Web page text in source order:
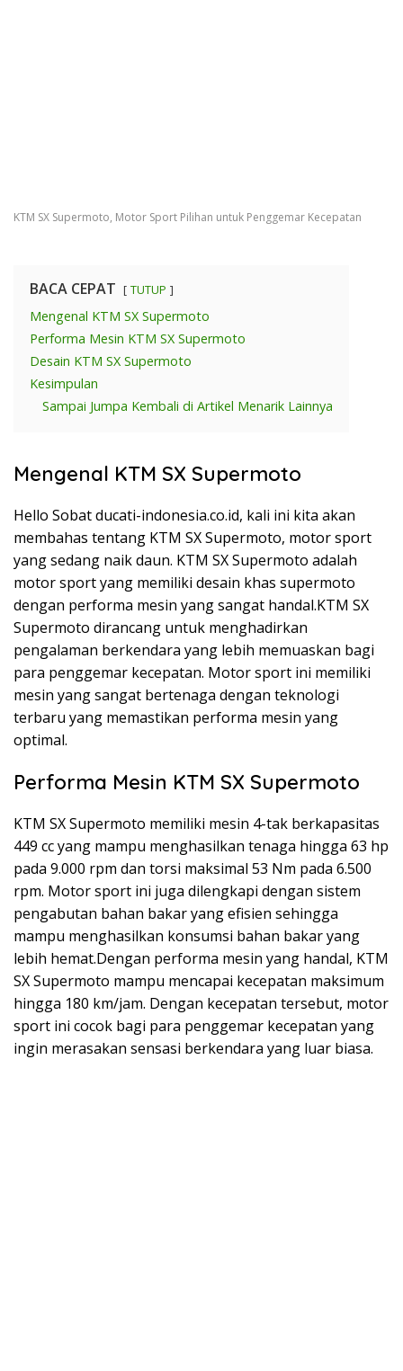
KTM SX Supermoto, Motor Sport Pilihan untuk Penggemar Kecepatan
BACA CEPAT TUTUP
Mengenal KTM SX Supermoto
Performa Mesin KTM SX Supermoto
Desain KTM SX Supermoto
Kesimpulan
Sampai Jumpa Kembali di Artikel Menarik Lainnya
Mengenal KTM SX Supermoto
Hello Sobat ducati-indonesia.co.id, kali ini kita akan
membahas tentang KTM SX Supermoto, motor sport
yang sedang naik daun. KTM SX Supermoto adalah
motor sport yang memiliki desain khas supermoto
dengan performa mesin yang sangat handal.KTM SX
Supermoto dirancang untuk menghadirkan
pengalaman berkendara yang lebih memuaskan bagi
para penggemar kecepatan. Motor sport ini memiliki
mesin yang sangat bertenaga dengan teknologi
terbaru yang memastikan performa mesin yang
optimal.
Performa Mesin KTM SX Supermoto
KTM SX Supermoto memiliki mesin 4-tak berkapasitas
449 cc yang mampu menghasilkan tenaga hingga 63 hp
pada 9.000 rpm dan torsi maksimal 53 Nm pada 6.500
rpm. Motor sport ini juga dilengkapi dengan sistem
pengabutan bahan bakar yang efisien sehingga
mampu menghasilkan konsumsi bahan bakar yang
lebih hemat.Dengan performa mesin yang handal, KTM
SX Supermoto mampu mencapai kecepatan maksimum
hingga 180 km/jam. Dengan kecepatan tersebut, motor
sport ini cocok bagi para penggemar kecepatan yang
ingin merasakan sensasi berkendara yang luar biasa.